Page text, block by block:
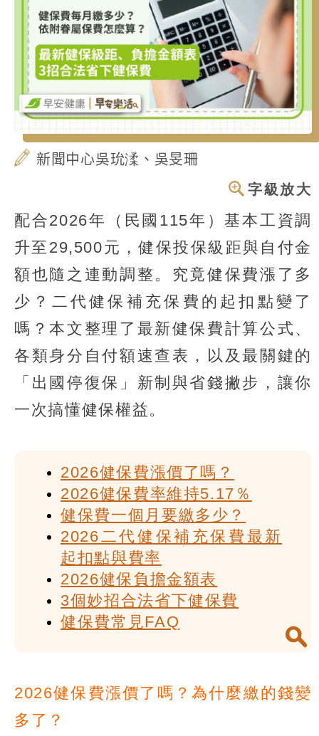
新聞中心吳玧渘、吳旻珊
字級放大
配合2026年（民國115年）基本工資調
升至29,500元，健保投保級距與自付金
額也隨之連動調整。究竟健保費漲了多
少？二代健保補充保費的起扣點變了
嗎？本文整理了最新健保費計算公式、
各類身分自付額速查表，以及最關鍵的
「出國停復保」新制與省錢撇步，讓你
一次搞懂健保權益。
2026健保費漲價了嗎？
2026健保費率維持5.17％
健保費一個月要繳多少？
2026二代健保補充保費最新
起扣點與費率
2026健保負擔金額表
3個妙招合法省下健保費
健保費常見FAQ
2026健保費漲價了嗎？為什麼繳的錢變
多了？